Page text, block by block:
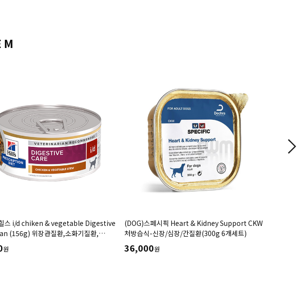
스 i/d chiken & vegetable Digestive
(156g) 위장관질환,소화기질환,
방습식,처방
원
(DOG)스페시픽 Heart & Kidney Support CKW
처방습식-신장/심장/간질환(300g 6개세트)
36,000원